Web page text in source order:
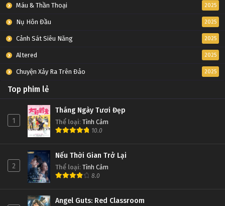
Máu & Thần Thoại 2025
Nụ Hôn Đầu 2025
Cảnh Sát Siêu Năng 2025
Altered 2025
Chuyện Xảy Ra Trên Đảo 2025
Top phim lẻ
1
Tháng Ngày Tươi Đẹp
Thể loại: Tình Cảm
10.0
2
Nếu Thời Gian Trở Lại
Thể loại: Tình Cảm
8.0
Angel Guts: Red Classroom